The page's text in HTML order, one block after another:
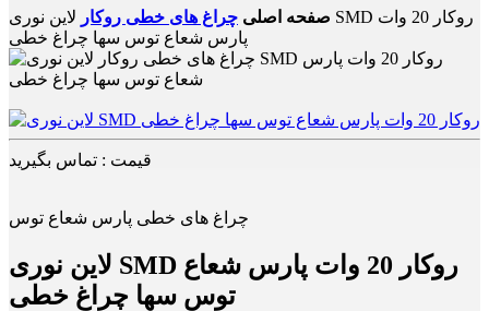
صفحه اصلی چراغ های خطی روکار لاین نوری SMD روکار 20 وات
پارس شعاع توس سها چراغ خطی
قیمت : تماس بگیرید
چراغ های خطی پارس شعاع توس
لاین نوری SMD روکار 20 وات پارس شعاع
توس سها چراغ خطی